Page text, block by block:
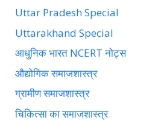
Uttar Pradesh Special
Uttarakhand Special
आधुनिक भारत NCERT नोट्स
औद्योगिक समाजशास्त्र
ग्रामीण समाजशास्त्र
चिकित्सा का समाजशास्त्र